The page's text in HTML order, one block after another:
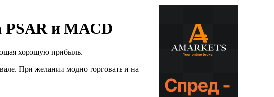
PSAR и MACD
хорошую прибыль.
При желании модно торговать и на